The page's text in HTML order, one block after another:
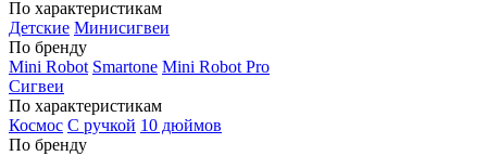
По характеристикам
Детские Минисигвеи
По бренду
Mini Robot Smartone Mini Robot Pro
Сигвеи
По характеристикам
Космос С ручкой 10 дюймов
По бренду